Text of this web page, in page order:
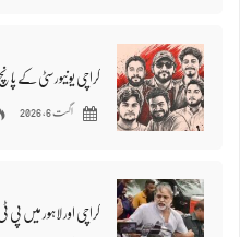
اگست 6, 2026